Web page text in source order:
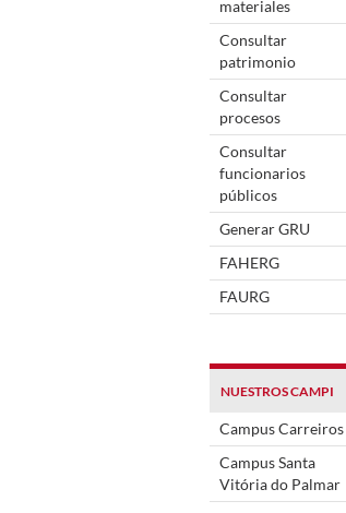
materiales
Consultar
patrimonio
Consultar
procesos
Consultar
funcionarios
públicos
Generar GRU
FAHERG
FAURG
NUESTROS CAMPI
Campus Carreiros
Campus Santa
Vitória do Palmar